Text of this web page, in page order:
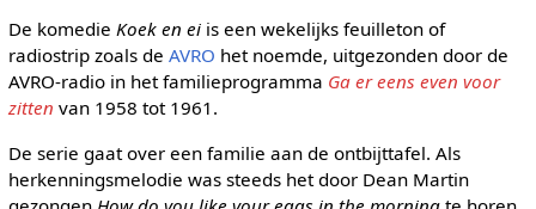
De komedie Koek en eiis een wekelijks feuilleton of
radiostrip zoals de AVRO het noemde, uitgezonden door de
AVRO-radio in het familieprogramma Ga er eens even voor
zitten van 1958 tot 1961.
De serie gaat over een familie aan de ontbijttafel. Als
herkenningsmelodie was steeds het door Dean Martin